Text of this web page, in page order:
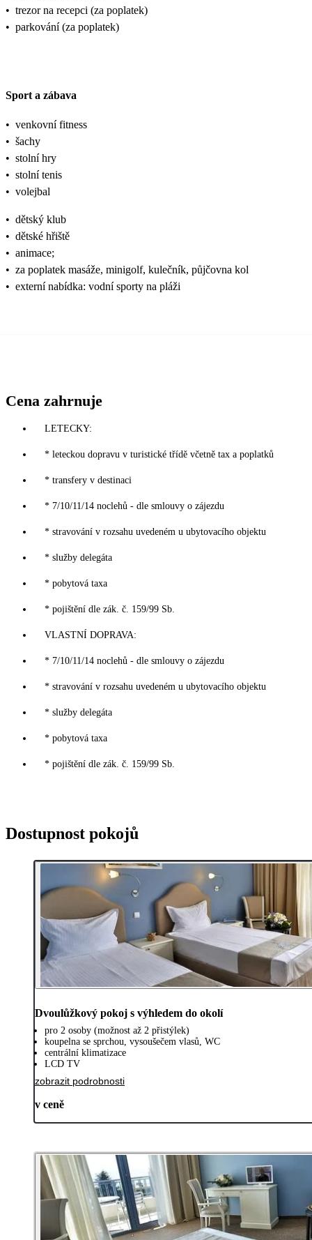
• trezor na recepci (za poplatek)
• parkování (za poplatek)
Sport a zábava
• venkovní fitness
• šachy
• stolní hry
• stolní tenis
• volejbal
• dětský klub
• dětské hřiště
• animace;
• za poplatek masáže, minigolf, kulečník, půjčovna kol
• externí nabídka: vodní sporty na pláži
Cena zahrnuje
LETECKY:
* leteckou dopravu v turistické třídě včetně tax a poplatků
* transfery v destinaci
* 7/10/11/14 noclehů - dle smlouvy o zájezdu
* stravování v rozsahu uvedeném u ubytovacího objektu
* služby delegáta
* pobytová taxa
* pojištění dle zák. č. 159/99 Sb.
VLASTNÍ DOPRAVA:
* 7/10/11/14 noclehů - dle smlouvy o zájezdu
* stravování v rozsahu uvedeném u ubytovacího objektu
* služby delegáta
* pobytová taxa
* pojištění dle zák. č. 159/99 Sb.
Dostupnost pokojů
Dvoulůžkový pokoj s výhledem do okolí
pro 2 osoby (možnost až 2 přistýlek)
koupelna se sprchou, vysoušečem vlasů, WC
centrální klimatizace
LCD TV
zobrazit podrobnosti
v ceně